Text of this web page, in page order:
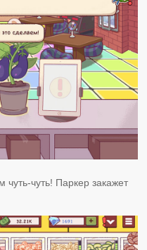
чуть-чуть! Паркер закажет